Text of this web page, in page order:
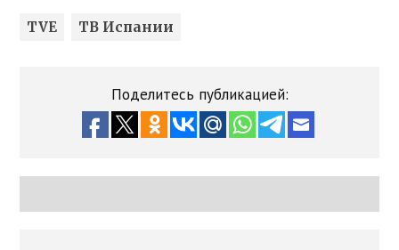
TVE ТВ Испании
Поделитесь публикацией: